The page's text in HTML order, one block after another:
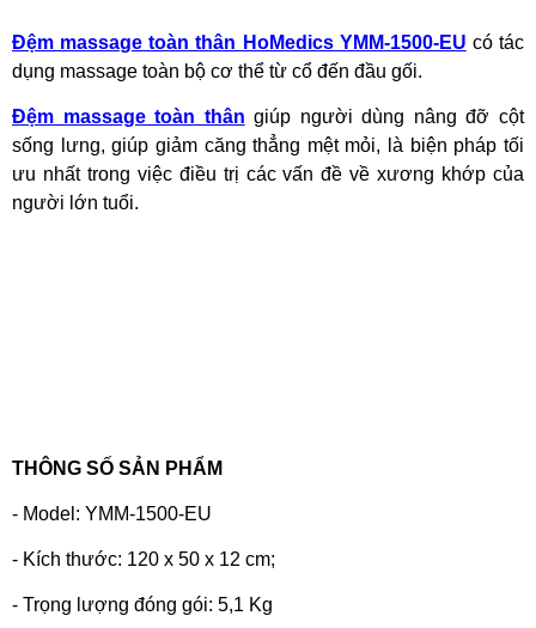
Đệm massage toàn thân HoMedics YMM-1500-EU có tác
dụng massage toàn bộ cơ thể từ cổ đến đầu gối.
Đệm massage toàn thân giúp người dùng nâng đỡ cột
sống lưng, giúp giảm căng thẳng mệt mỏi, là biện pháp tối
ưu nhất trong việc điều trị các vấn đề về xương khớp của
người lớn tuổi.
THÔNG SỐ SẢN PHẨM
- Model: YMM-1500-EU
- Kích thước: 120 x 50 x 12 cm;
- Trọng lượng đóng gói: 5,1 Kg